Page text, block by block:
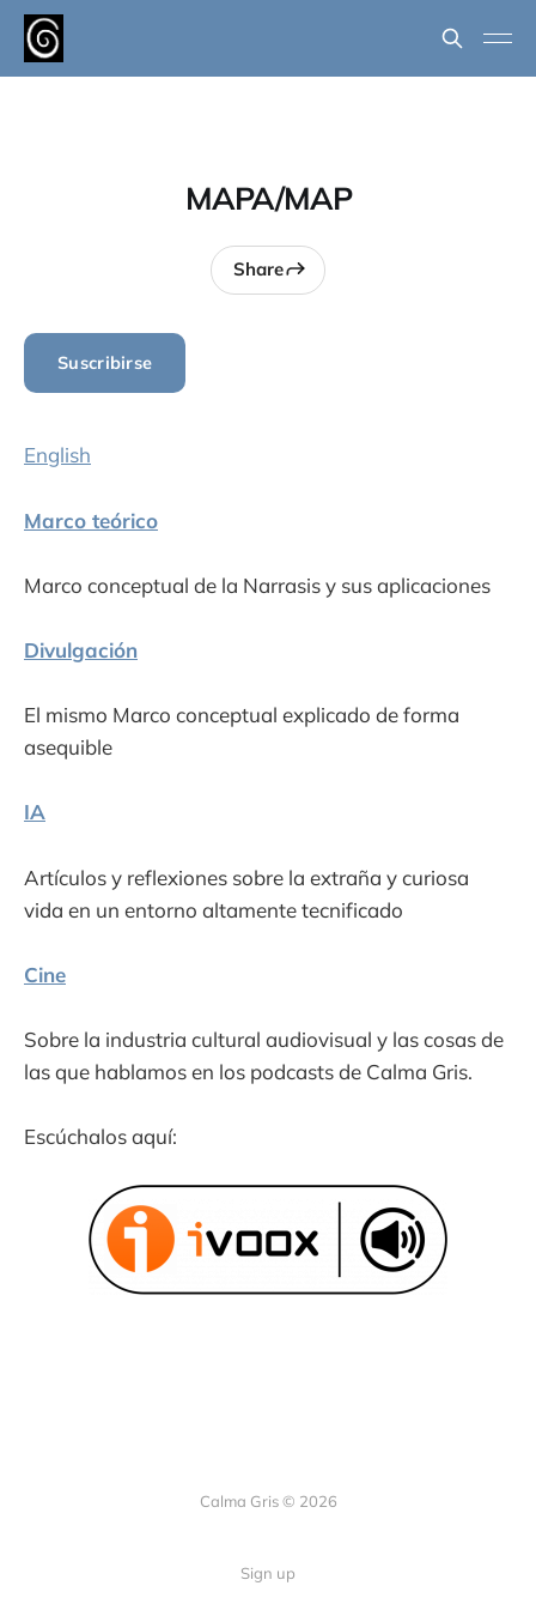
MAPA/MAP
Share
Suscribirse
English
Marco teórico
Marco conceptual de la Narrasis y sus aplicaciones
Divulgación
El mismo Marco conceptual explicado de forma
asequible
IA
Artículos y reflexiones sobre la extraña y curiosa
vida en un entorno altamente tecnificado
Cine
Sobre la industria cultural audiovisual y las cosas de
las que hablamos en los podcasts de Calma Gris.
Escúchalos aquí:
Calma Gris © 2026
Sign up